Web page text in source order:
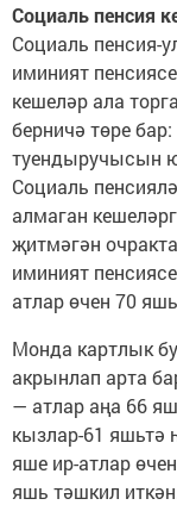
Социаль пенсия
Социаль пенсия-
иминият
кешеләр ала
берничә төре
туендыручысын
Социаль
алмаган
җитмәгән
иминият
атлар өчен 70
Монда картлык
акрынлап арта
— атлар аңа 66
кызлар-61 яшьтә
яше ир-атлар
яшь тәшкил